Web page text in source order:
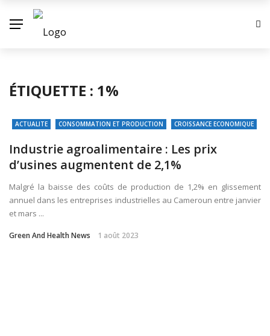
ÉTIQUETTE : 1%
ACTUALITE CONSOMMATION ET PRODUCTION CROISSANCE ECONOMIQUE
Industrie agroalimentaire : Les prix
d’usines augmentent de 2,1%
Malgré la baisse des coûts de production de 1,2% en glissement
annuel dans les entreprises industrielles au Cameroun entre janvier
et mars ...
Green And Health News 1 août 2023